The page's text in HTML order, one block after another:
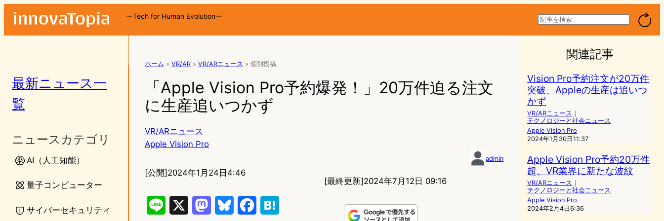
ーTech for Human Evolutionー
検
索
最新ニュース一
覧
ニュースカテゴリ
AI（人工知能）
量子コンピューター
サイバーセキュリティ
ホーム » VR/AR » VR/ARニュース » 個別投稿
「Apple Vision Pro予約爆発！」20万件迫る注文
に生産追いつかず
VR/ARニュース
Apple Vision Pro
admin
[公開]2024年1月24日4:46
[最終更新]2024年7月12日 09:16
関連記事
Vision Pro予約注文が20万件
突破、Appleの生産は追いつ
かず
VR/ARニュース ｜
テクノロジーと社会ニュース
Apple Vision Pro
2024年1月30日11:37
Apple Vision Pro予約20万件
超、VR業界に新たな波紋
VR/ARニュース ｜
テクノロジーと社会ニュース
Apple Vision Pro
2024年2月4日6:36